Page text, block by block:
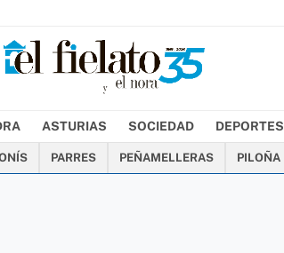
ASTURIAS SOCIEDAD DEPORTES
PARRES PEÑAMELLERAS PILOÑA